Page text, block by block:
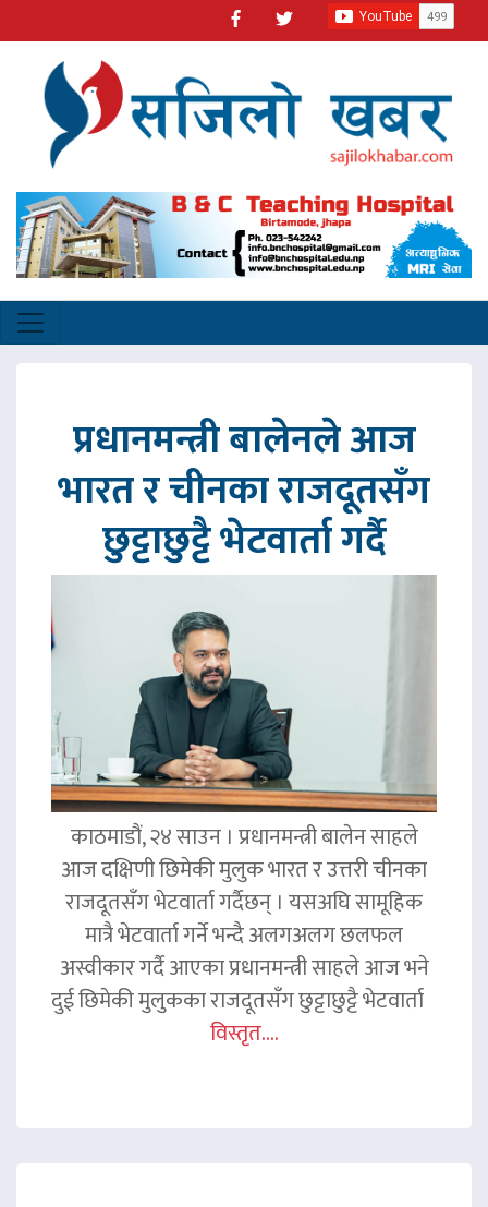
प्रधानमन्त्री बालेनले आज
भारत र चीनका राजदूतसँग
छुट्टाछुट्टै भेटवार्ता गर्दै
काठमाडौं, २४ साउन । प्रधानमन्त्री बालेन साहले
आज दक्षिणी छिमेकी मुलुक भारत र उत्तरी चीनका
राजदूतसँग भेटवार्ता गर्दैछन् । यसअघि सामूहिक
मात्रै भेटवार्ता गर्ने भन्दै अलगअलग छलफल
अस्वीकार गर्दै आएका प्रधानमन्त्री साहले आज भने
दुई छिमेकी मुलुकका राजदूतसँग छुट्टाछुट्टै भेटवार्ता
विस्तृत....